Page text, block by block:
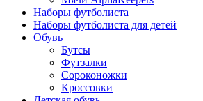
Наборы футболиста
Наборы футболиста для детей
Обувь
Бутсы
Футзалки
Сороконожки
Кроссовки